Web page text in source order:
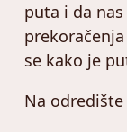
puta i da
se kako je
Na